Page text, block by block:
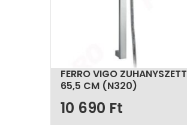
FERRO VIGO ZUHANYSZETT
65,5 CM (N320)
10 690 Ft